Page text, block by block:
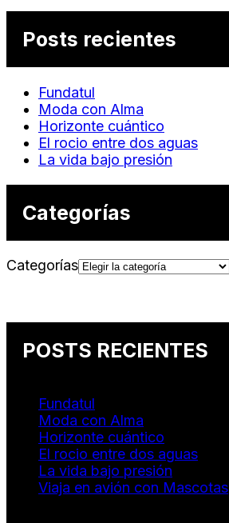
Posts recientes
Fundatul
Moda con Alma
Horizonte cuántico
El rocio entre dos aguas
La vida bajo presión
Categorías
Categorías
POSTS RECIENTES
Fundatul
Moda con Alma
Horizonte cuántico
El rocio entre dos aguas
La vida bajo presión
Viaja en avión con Mascotas